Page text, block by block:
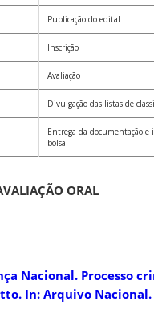
Publicação do edital
Inscrição
Avaliação
Divulgação das listas de
Entrega da documentação e
bolsa
ORAL
Nacional. Processo
In: Arquivo Nacional.